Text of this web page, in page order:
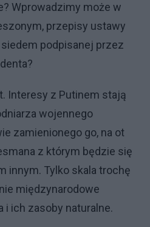
Wprowadzimy może w
przepisy ustawy
podpisanej przez
Interesy z Putinem stają
wojennego
zamienionego go, na ot
z którym będzie się
innym. Tylko skala trochę
międzynarodowe
i ich zasoby naturalne.